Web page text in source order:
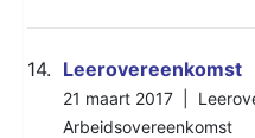
14. Leerovereenkomst
21 maart 2017 |
Arbeidsovereenkomst